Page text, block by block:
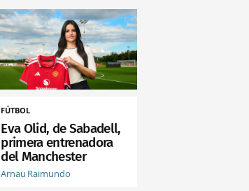
FÚTBOL
Eva Olid, de Sabadell,
primera entrenadora
del Manchester
Arnau Raimundo